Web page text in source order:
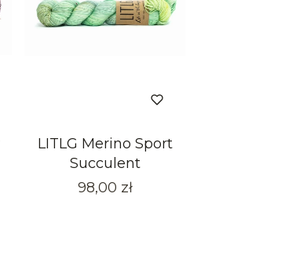
LITLG Merino Sport
Succulent
Cena
98,00 zł